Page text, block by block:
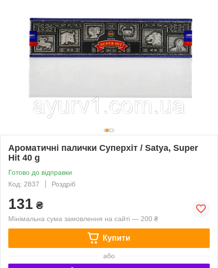
Ароматичні палички Суперхіт / Satya, Super
Hit 40 g
Готово до відправки
Код: 2837
Роздріб
131 ₴
Мінімальна сума замовлення на сайті — 200 ₴
Купити
або